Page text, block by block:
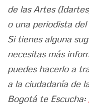
de las Artes
o una periodista
Si tienes alguna
necesitas más
puedes hacerlo a
a la ciudadanía de
Bogotá te Escucha: